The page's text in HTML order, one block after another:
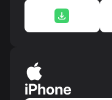
iPhone